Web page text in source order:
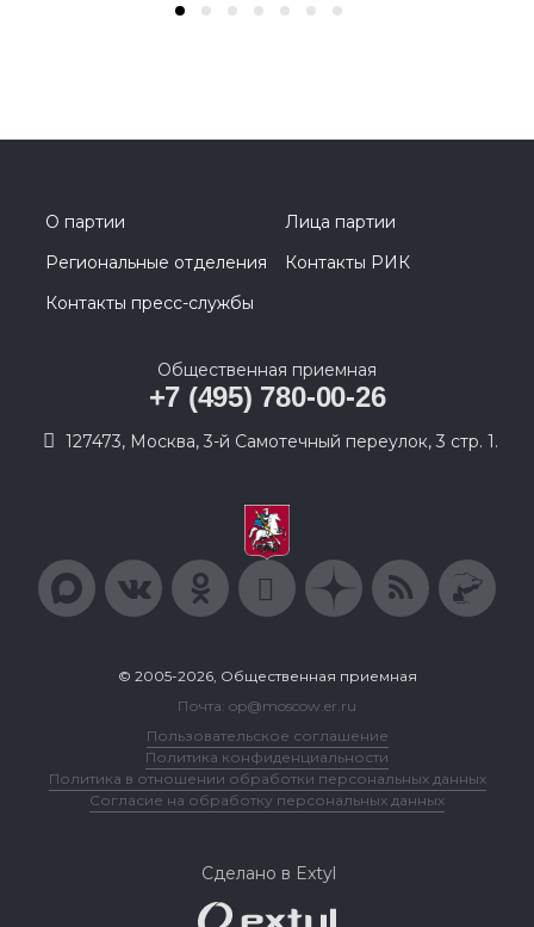
О партии
Лица партии
Региональные отделения
Контакты РИК
Контакты пресс-службы
Общественная приемная
+7 (495) 780-00-26
127473, Москва, 3-й Самотечный переулок, 3 стр. 1.
© 2005-2026, Общественная приемная
Почта: op@moscow.er.ru
Пользовательское соглашение
Политика конфиденциальности
Политика в отношении обработки персональных данных
Согласие на обработку персональных данных
Сделано в Extyl